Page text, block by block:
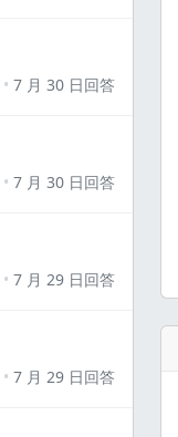
7 月 30 日回答
7 月 30 日回答
7 月 29 日回答
7 月 29 日回答